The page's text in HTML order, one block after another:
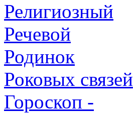
Религиозный
Речевой
Родинок
Роковых связей
Гороскоп -